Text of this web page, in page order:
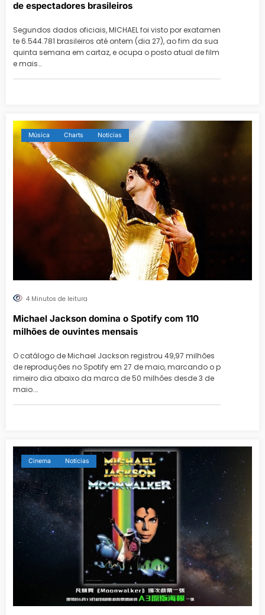
de espectadores brasileiros
Segundos dados oficiais, MICHAEL foi visto por exatamen
te 6.544.781 brasileiros até ontem (dia 27), ao fim da sua
quinta semana em cartaz, e ocupa o posto atual de film
e mais…
Música Charts Notícias
4 Minutos de leitura
Michael Jackson domina o Spotify com 110
milhões de ouvintes mensais
O catálogo de Michael Jackson registrou 49,97 milhões
de reproduções no Spotify em 27 de maio, marcando o p
rimeiro dia abaixo da marca de 50 milhões desde 3 de
maio.…
Cinema Notícias